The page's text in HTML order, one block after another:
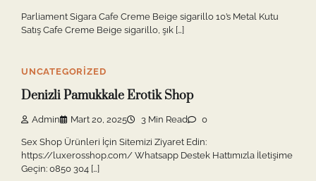
Parliament Sigara Cafe Creme Beige sigarillo 10’s Metal Kutu
Satış Cafe Creme Beige sigarillo, şık […]
UNCATEGORIZED
Denizli Pamukkale Erotik Shop
Admin Mart 20, 2025 3 Min Read 0
Sex Shop Ürünleri İçin Sitemizi Ziyaret Edin:
https://luxerosshop.com/ Whatsapp Destek Hattımızla İletişime
Geçin: 0850 304 […]